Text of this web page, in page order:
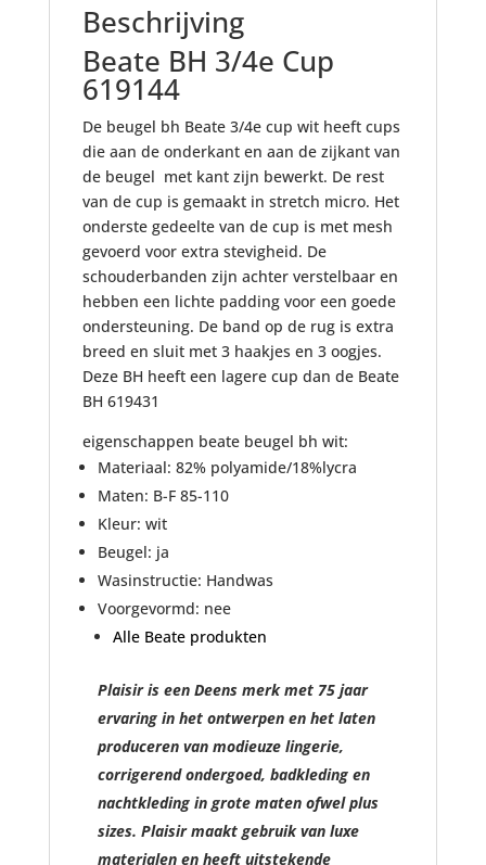
Beschrijving
Beate BH 3/4e Cup
619144
De beugel bh Beate 3/4e cup wit heeft cups
die aan de onderkant en aan de zijkant van
de beugel met kant zijn bewerkt. De rest
van de cup is gemaakt in stretch micro. Het
onderste gedeelte van de cup is met mesh
gevoerd voor extra stevigheid. De
schouderbanden zijn achter verstelbaar en
hebben een lichte padding voor een goede
ondersteuning. De band op de rug is extra
breed en sluit met 3 haakjes en 3 oogjes.
Deze BH heeft een lagere cup dan de Beate
BH 619431
eigenschappen beate beugel bh wit:
Materiaal: 82% polyamide/18%lycra
Maten: B-F 85-110
Kleur: wit
Beugel: ja
Wasinstructie: Handwas
Voorgevormd: nee
Alle Beate produkten
Plaisir is een Deens merk met 75 jaar
ervaring in het ontwerpen en het laten
produceren van modieuze lingerie,
corrigerend ondergoed, badkleding en
nachtkleding in grote maten ofwel plus
sizes. Plaisir maakt gebruik van luxe
materialen en heeft uitstekende